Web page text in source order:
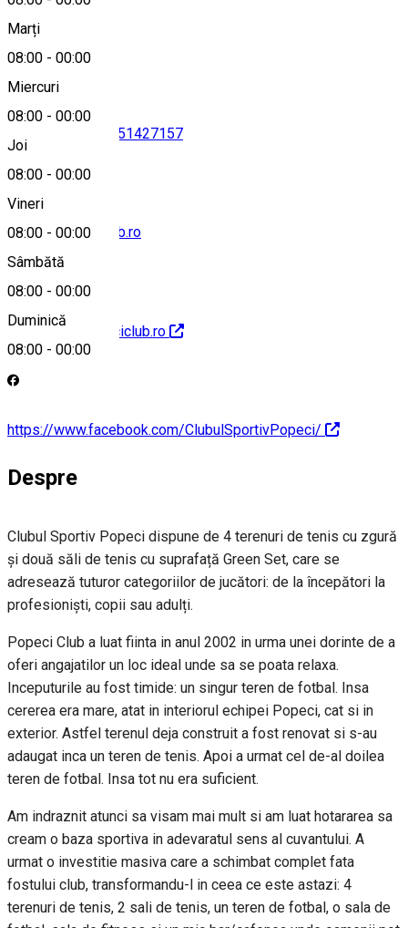
Marți
08:00 - 00:00
Miercuri
08:00 - 00:00
Joi
08:00 - 00:00
Vineri
08:00 - 00:00
Sâmbătă
08:00 - 00:00
Duminică
08:00 - 00:00
Hartă
0351427157
office@popeciclub.ro
http://www.popeciclub.ro
https://www.facebook.com/ClubulSportivPopeci/
Despre
Clubul Sportiv Popeci dispune de 4 terenuri de tenis cu zgură
și două săli de tenis cu suprafață Green Set, care se
adresează tuturor categoriilor de jucători: de la începători la
profesioniști, copii sau adulți.
Popeci Club a luat fiinta in anul 2002 in urma unei dorinte de a
oferi angajatilor un loc ideal unde sa se poata relaxa.
Inceputurile au fost timide: un singur teren de fotbal. Insa
cererea era mare, atat in interiorul echipei Popeci, cat si in
exterior. Astfel terenul deja construit a fost renovat si s-au
adaugat inca un teren de tenis. Apoi a urmat cel de-al doilea
teren de fotbal. Insa tot nu era suficient.
Am indraznit atunci sa visam mai mult si am luat hotararea sa
cream o baza sportiva in adevaratul sens al cuvantului. A
urmat o investitie masiva care a schimbat complet fata
fostului club, transformandu-l in ceea ce este astazi: 4
terenuri de tenis, 2 sali de tenis, un teren de fotbal, o sala de